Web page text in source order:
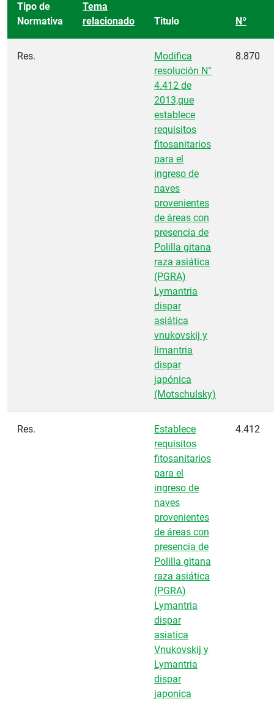
Tipo de
Normativa
Tema
relacionado
Titulo Nº
Res.
Modifica
resolución N°
4.412 de
2013,que
establece
requisitos
fitosanitarios
para el
ingreso de
naves
provenientes
de áreas con
presencia de
Polilla gitana
raza asiática
(PGRA)
Lymantria
dispar
asiática
vnukovskij y
limantria
dispar
japónica
(Motschulsky)
8.870
Res.
Establece
requisitos
fitosanitarios
para el
ingreso de
naves
provenientes
de áreas con
presencia de
Polilla gitana
raza asiática
(PGRA)
Lymantria
dispar
asiatica
Vnukovskij y
Lymantria
dispar
japonica
4.412